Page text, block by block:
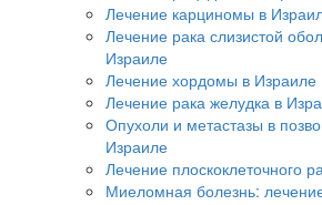
Лечение карциномы в
Лечение рака слизистой
Израиле
Лечение хордомы в Израиле
Лечение рака желудка в
Опухоли и метастазы в
Израиле
Лечение плоскоклеточного
Миеломная болезнь: